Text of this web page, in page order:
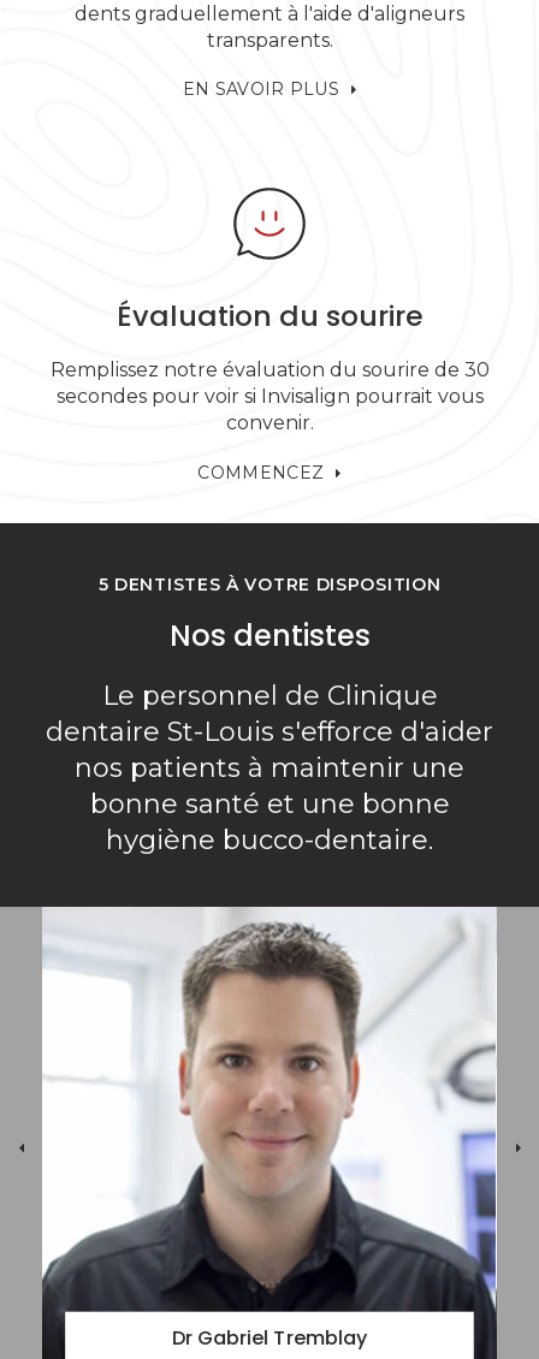
dents graduellement à l'aide d'aligneurs
transparents.
EN SAVOIR PLUS
Évaluation du sourire
Remplissez notre évaluation du sourire de 30
secondes pour voir si Invisalign pourrait vous
convenir.
COMMENCEZ
5 DENTISTES À VOTRE DISPOSITION
Nos dentistes
Le personnel de Clinique
dentaire St-Louis s'efforce d'aider
nos patients à maintenir une
bonne santé et une bonne
hygiène bucco-dentaire.
Dr Gabriel Tremblay